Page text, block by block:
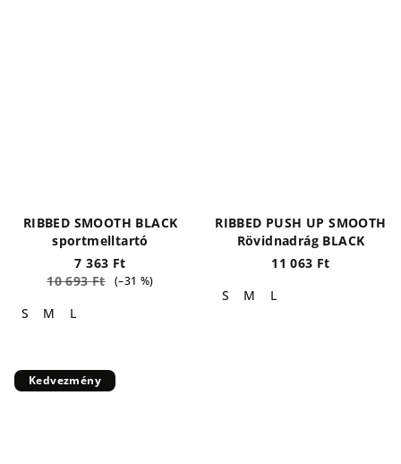
RIBBED SMOOTH BLACK
sportmelltartó
7 363 Ft
10 693 Ft (–31 %)
S M L
RIBBED PUSH UP SMOOTH
Rövidnadrág BLACK
11 063 Ft
S
M L
Kedvezmény